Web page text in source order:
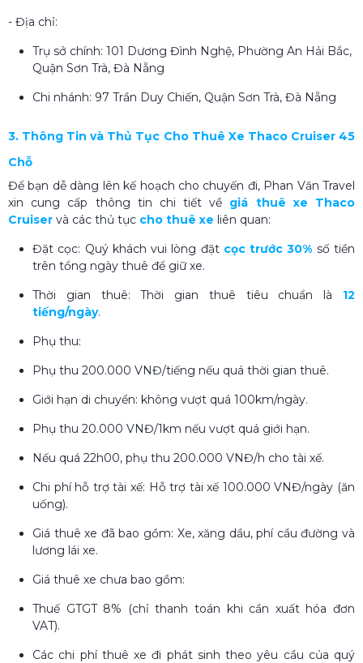
- Địa chỉ:
Trụ sở chính: 101 Dương Đình Nghệ, Phường An Hải Bắc,
Quận Sơn Trà, Đà Nẵng
Chi nhánh: 97 Trần Duy Chiến, Quận Sơn Trà, Đà Nẵng
3. Thông Tin và Thủ Tục Cho Thuê Xe Thaco Cruiser 45
Chỗ
Để bạn dễ dàng lên kế hoạch cho chuyến đi, Phan Văn Travel
xin cung cấp thông tin chi tiết về giá thuê xe Thaco
Cruiser và các thủ tục cho thuê xe liên quan:
Đặt cọc: Quý khách vui lòng đặt cọc trước 30% số tiền
trên tổng ngày thuê để giữ xe.
Thời gian thuê: Thời gian thuê tiêu chuẩn là 12
tiếng/ngày.
Phụ thu:
Phụ thu 200.000 VNĐ/tiếng nếu quá thời gian thuê.
Giới hạn di chuyển: không vượt quá 100km/ngày.
Phụ thu 20.000 VNĐ/1km nếu vượt quá giới hạn.
Nếu quá 22h00, phụ thu 200.000 VNĐ/h cho tài xế.
Chi phí hỗ trợ tài xế: Hỗ trợ tài xế 100.000 VNĐ/ngày (ăn
uống).
Giá thuê xe đã bao gồm: Xe, xăng dầu, phí cầu đường và
lương lái xe.
Giá thuê xe chưa bao gồm:
Thuế GTGT 8% (chỉ thanh toán khi cần xuất hóa đơn
VAT).
Các chi phí thuê xe đi phát sinh theo yêu cầu của quý